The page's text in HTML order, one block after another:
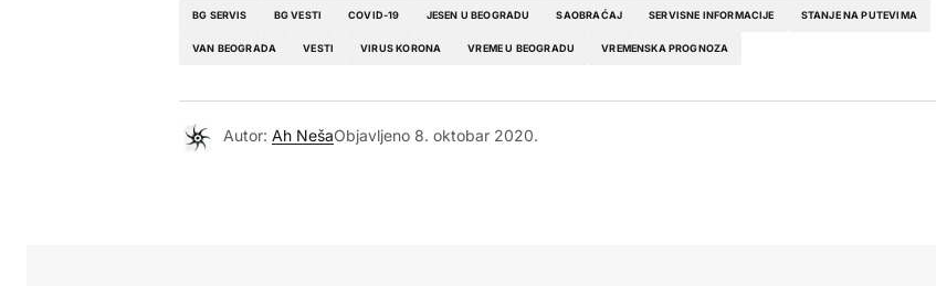
BG SERVIS BG VESTI COVID-19 JESEN U BEOGRADU SAOBRAĆAJ SERVISNE INFORMACIJE STANJE NA PUTEVIMA
VAN BEOGRADA VESTI VIRUS KORONA VREME U BEOGRADU VREMENSKA PROGNOZA
Autor: Ah NešaObjavljeno 8. oktobar 2020.